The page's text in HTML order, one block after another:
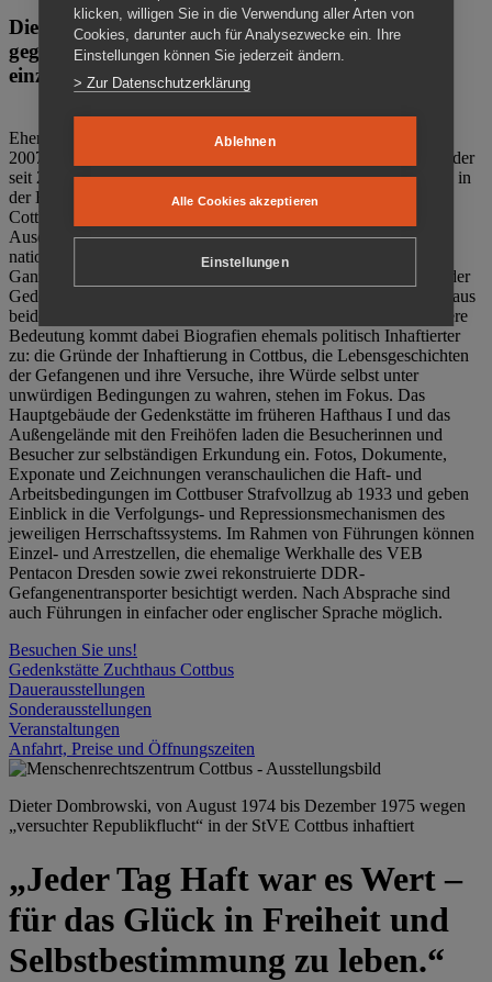
Die Gedenkstätte Zuchthaus Cottbus ist ein Ort
gegen das Vergessen. Anschaulich, nah und
einzigartig.
Ehemalige politische Häftlinge der DDR gründeten im Oktober
2007 den Verein Menschenrechtszentrum Cottbus e. V. (MRZ), der
seit 2011 Eigentümer des ehemaligen Gefängnisses (1860-2002) in
der Bautzener Straße und Träger der Gedenkstätte Zuchthaus
Cottbus ist. Im Zentrum der Arbeit der Gedenkstätte steht die
Auseinandersetzung mit politischem Unrecht während der
nationalsozialistischen Terrorherrschaft und der SED-Diktatur.
Ganzjährig zeigen mehrere Dauer- und Sonderausstellungen in der
Gedenkstätte Zuchthaus Cottbus Beispiele politischen Unrechts aus
beiden deutschen Diktaturen des 20. Jahrhunderts. Eine besondere
Bedeutung kommt dabei Biografien ehemals politisch Inhaftierter
zu: die Gründe der Inhaftierung in Cottbus, die Lebensgeschichten
der Gefangenen und ihre Versuche, ihre Würde selbst unter
unwürdigen Bedingungen zu wahren, stehen im Fokus. Das
Hauptgebäude der Gedenkstätte im früheren Hafthaus I und das
Außengelände mit den Freihöfen laden die Besucherinnen und
Besucher zur selbständigen Erkundung ein. Fotos, Dokumente,
Exponate und Zeichnungen veranschaulichen die Haft- und
Arbeitsbedingungen im Cottbuser Strafvollzug ab 1933 und geben
Einblick in die Verfolgungs- und Repressionsmechanismen des
jeweiligen Herrschaftssystems. Im Rahmen von Führungen können
Einzel- und Arrestzellen, die ehemalige Werkhalle des VEB
Pentacon Dresden sowie zwei rekonstruierte DDR-
Gefangenentransporter besichtigt werden. Nach Absprache sind
auch Führungen in einfacher oder englischer Sprache möglich.
Besuchen Sie uns!
Gedenkstätte Zuchthaus Cottbus
Dauerausstellungen
Sonderausstellungen
Veranstaltungen
Anfahrt, Preise und Öffnungszeiten
Dieter Dombrowski, von August 1974 bis Dezember 1975 wegen
„versuchter Republikflucht“ in der StVE Cottbus inhaftiert
„Jeder Tag Haft war es Wert –
für das Glück in Freiheit und
Selbstbestimmung zu leben.“
klicken, willigen Sie in die Verwendung aller Arten von
Cookies, darunter auch für Analysezwecke ein. Ihre
Einstellungen können Sie jederzeit ändern.
> Zur Datenschutzerklärung
Ablehnen
Alle Cookies akzeptieren
Einstellungen